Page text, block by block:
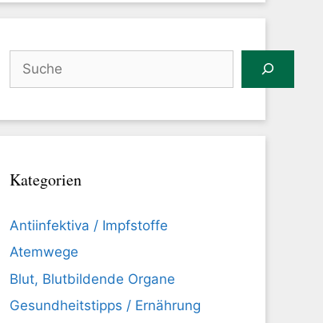
Kategorien
Antiinfektiva / Impfstoffe
Atemwege
Blut, Blutbildende Organe
Gesundheitstipps / Ernährung